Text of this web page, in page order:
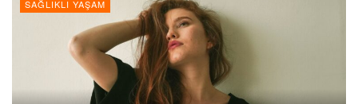
SAĞLIKLI YAŞAM